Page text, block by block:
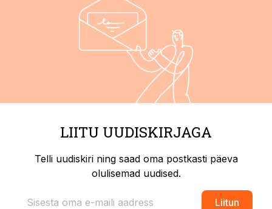
LIITU UUDISKIRJAGA
Telli uudiskiri ning saad oma postkasti päeva
olulisemad uudised.
Liitun